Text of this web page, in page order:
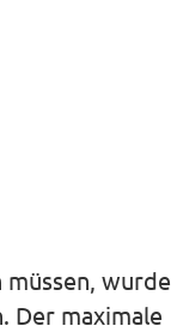
wurde
Der maximale